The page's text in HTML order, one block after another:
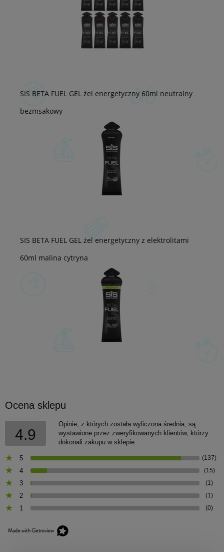
SIS BETA FUEL GEL żel energetyczny 60ml neutralny
bezmsakowy
SIS BETA FUEL GEL żel energetyczny z elektrolitami
60ml malina cytryna
Ocena sklepu
4.9
Opinie, z których została wyliczona średnia, są
wystawione przez zweryfikowanych klientów, którzy
dokonali zakupu w sklepie.
5 (137)
4 (15)
3 (1)
2 (1)
1 (0)